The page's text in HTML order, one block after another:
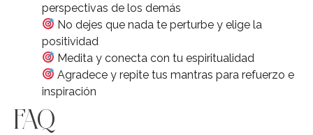
perspectivas de los demás
No dejes que nada te perturbe y elige la
positividad
Medita y conecta con tu espiritualidad
Agradece y repite tus mantras para refuerzo e
inspiración
FAQ